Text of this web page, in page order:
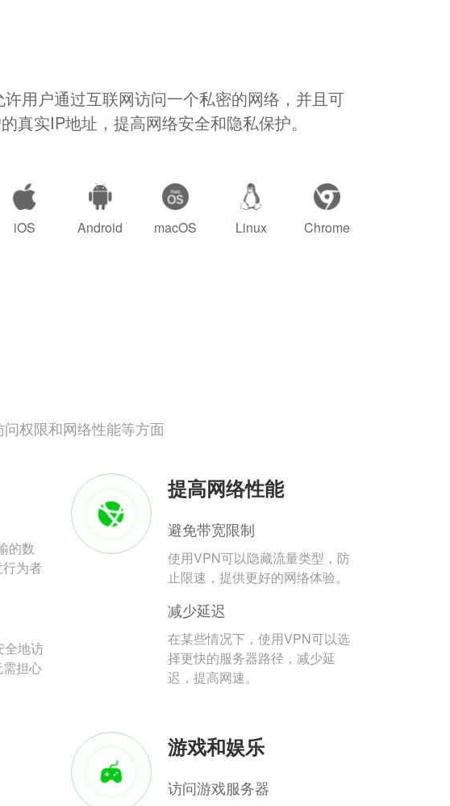
许用户通过互联网访问一个私密的网络，并且可
真实IP地址，提高网络安全和隐私保护。
iOS Android macOS Linux Chrome
权限和网络性能等方面
的数
为者
全地访
担心
提高网络性能
避免带宽限制
使用VPN可以隐藏流量类型，防
止限速，提供更好的网络体验。
减少延迟
在某些情况下，使用VPN可以选
择更快的服务器路径，减少延
迟，提高网速。
游戏和娱乐
访问游戏服务器